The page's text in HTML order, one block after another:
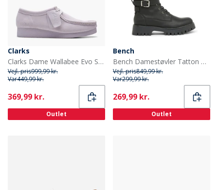
Clarks
Clarks Dame Wallabee Evo Sko Lilac Suede
Vejl. pris999,99 kr.
Var449,99 kr.
Current
369,99 kr.
Outlet
Bench
Bench Damestøvler Tatton med spænde Biker Sort
Vejl. pris849,99 kr.
Var299,99 kr.
Current
269,99 kr.
Outlet